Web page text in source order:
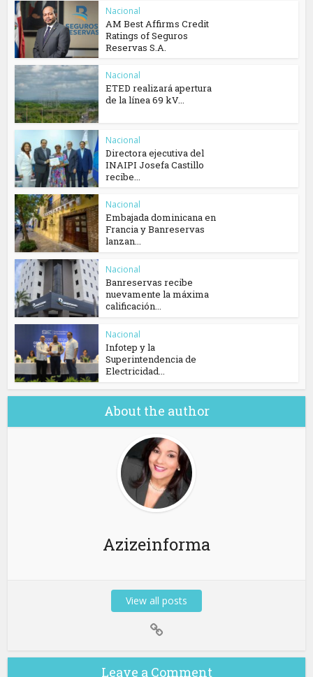
Nacional
AM Best Affirms Credit
Ratings of Seguros
Reservas S.A.
Nacional
ETED realizará apertura
de la línea 69 kV...
Nacional
Directora ejecutiva del
INAIPI Josefa Castillo
recibe...
Nacional
Embajada dominicana en
Francia y Banreservas
lanzan...
Nacional
Banreservas recibe
nuevamente la máxima
calificación...
Nacional
Infotep y la
Superintendencia de
Electricidad...
About the author
Azizeinforma
View all posts
Leave a Comment